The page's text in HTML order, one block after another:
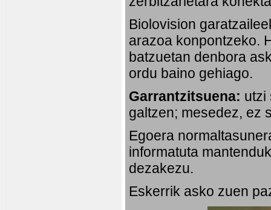
Biolovision
arazoa konpontzeko.
batzuetan denbora
ordu baino gehiago.
Garrantzitsuena: utzi
galtzen; mesedez, ez
Egoera
informatuta
dezakezu.
Eskerrik asko zuen